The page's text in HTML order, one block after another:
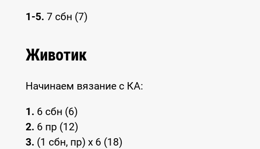
1-5. 7 сбн (7)
Животик
Начинаем вязание с КА:
1. 6 сбн (6)
2. 6 пр (12)
3. (1 сбн, пр) x 6 (18)